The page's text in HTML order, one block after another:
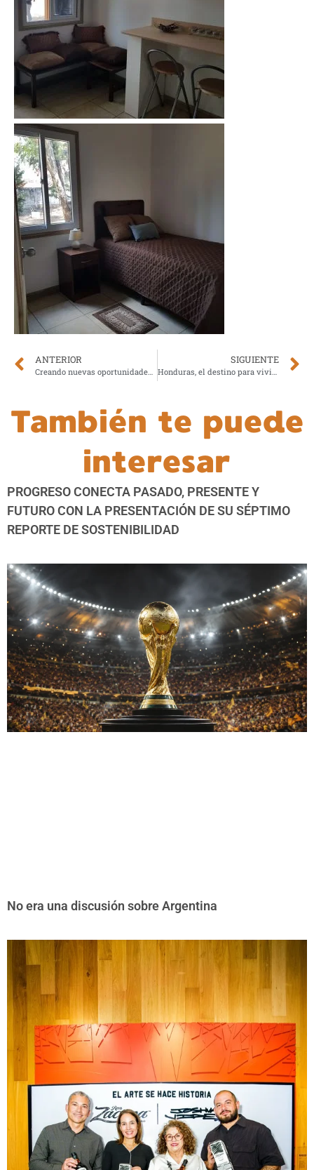
ANTERIOR SIGUIENTE
También te puede
interesar
PROGRESO CONECTA PASADO, PRESENTE Y
FUTURO CON LA PRESENTACIÓN DE SU SÉPTIMO
REPORTE DE SOSTENIBILIDAD
No era una discusión sobre Argentina